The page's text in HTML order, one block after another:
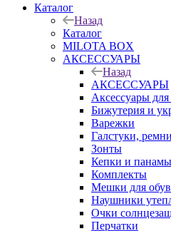
Каталог
Назад
Каталог
MILOTA BOX
АКСЕССУАРЫ
Назад
АКСЕССУАРЫ
Аксессуары для
Бижутерия и
Варежки
Галстуки,
Зонты
Кепки и панамы
Комплекты
Мешки для
Наушники
Очки
Перчатки